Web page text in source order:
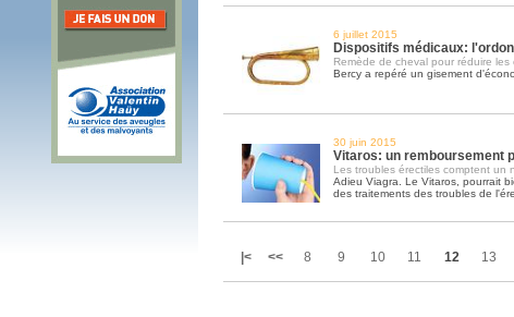
6 juillet 2015
Dispositifs médicaux:
Remède de cheval pour réduire les
Bercy a repéré un gisement
30 juin 2015
Vitaros: un remboursement
Les troubles érectiles comptent un
Adieu Viagra. Le Vitaros, pourrait
des traitements des troubles de
|< << 8 9 10 11 12 13